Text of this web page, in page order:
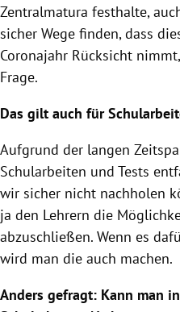
Zentralmatura festhalte,
sicher Wege finden, dass
Coronajahr Rücksicht
Frage.
Das gilt auch für
Aufgrund der langen
Schularbeiten und Tests
wir sicher nicht nachholen
ja den Lehrern die
abzuschließen. Wenn es
wird man die auch machen.
Anders gefragt: Kann man